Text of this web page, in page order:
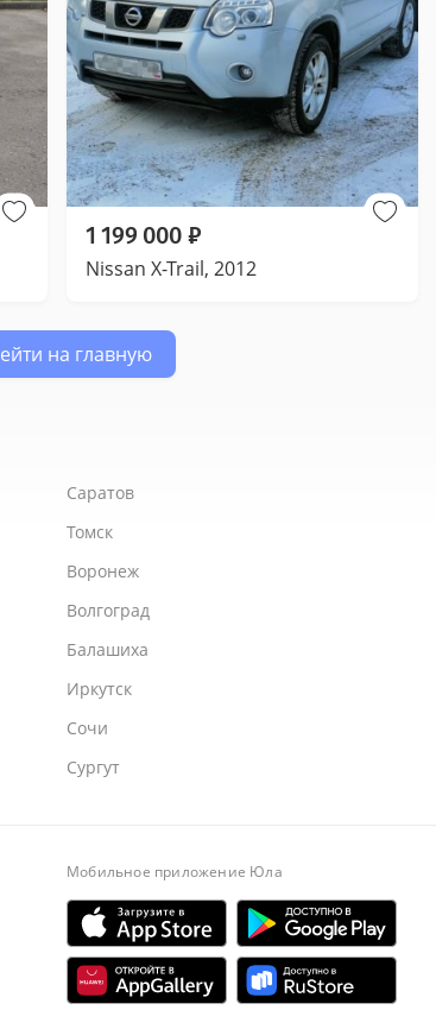
1 199 000 ₽
Nissan X-Trail, 2012
на главную
Саратов
Томск
Воронеж
Волгоград
Балашиха
Иркутск
Сочи
Сургут
Мобильное приложение Юла